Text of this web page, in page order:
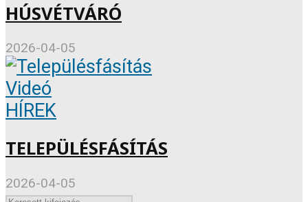
HÚSVÉTVÁRÓ
2026-04-05
Videó
HÍREK
TELEPÜLÉSFÁSÍTÁS
2026-04-05